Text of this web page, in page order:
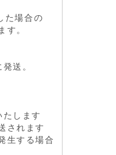
た場合の
す。
送。
たします
されます
生する場合